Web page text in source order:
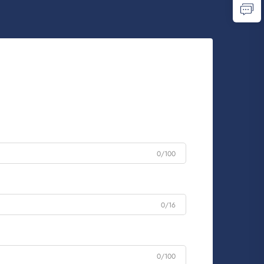
0/100
0/16
0/100